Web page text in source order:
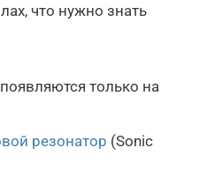
что нужно знать
только на
резонатор (Sonic